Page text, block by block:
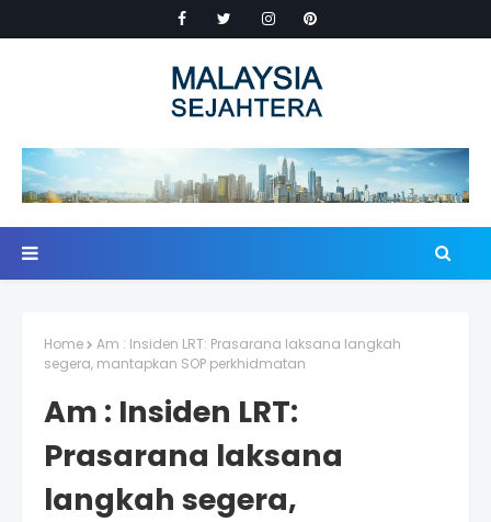
Home
Am : Insiden LRT: Prasarana laksana langkah
segera, mantapkan SOP perkhidmatan
Am : Insiden LRT:
Prasarana laksana
langkah segera,